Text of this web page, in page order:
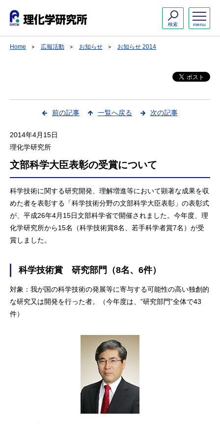
menu
検索
Home 広報活動 お知らせ お知らせ 2014
前の記事 一覧へ戻る 次の記事
2014年4月15日
理化学研究所
文部科学大臣表彰の受賞について
科学技術に関する研究開発、理解増進等において顕著な成果を収
めた者を表彰する「科学技術分野の文部科学大臣表彰」の表彰式
が、平成26年4月15日文部科学省で開催されました。今年度、理
化学研究所から15名（科学技術賞8名、若手科学者賞7名）が受
賞しました。
科学技術賞 研究部門（8名、6件）
対象：我が国の科学技術の発展等に寄与する可能性の高い独創的
な研究又は開発を行った者。（今年度は、”研究部門”全体で43
件）